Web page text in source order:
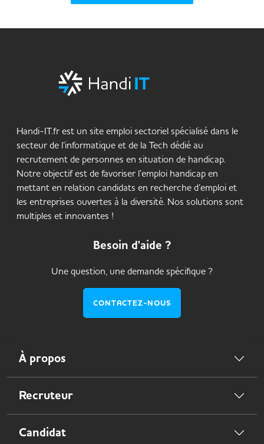
Handi-IT.fr est un site emploi sectoriel spécialisé dans le
secteur de l’informatique et de la Tech dédié au
recrutement de personnes en situation de handicap.
Notre objectif est de favoriser l’emploi handicap en
mettant en relation candidats en recherche d’emploi et
les entreprises ouvertes à la diversité. Nos solutions sont
multiples et innovantes !
Besoin d'aide ?
Une question, une demande spécifique ?
CONTACTEZ-NOUS
À propos
Recruteur
Candidat